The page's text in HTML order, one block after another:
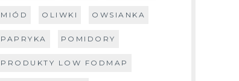
MIÓD OLIWKI OWSIANKA
PAPRYKA POMIDORY
PRODUKTY LOW FODMAP